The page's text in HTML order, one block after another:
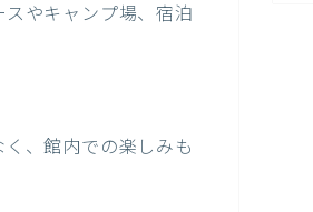
やキャンプ場、宿泊
、館内での楽しみも